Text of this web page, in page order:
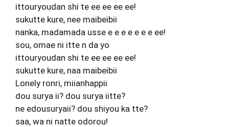
ittouryoudan shi te ee ee ee ee!
sukutte kure, nee maibeibii
nanka, madamada usse e e e e e e e ee!
sou, omae ni itte n da yo
ittouryoudan shi te ee ee ee ee!
sukutte kure, naa maibeibii
Lonely ronri, miianhappii
dou surya ii? dou surya iitte?
ne edousuryaii? dou shiyou ka tte?
saa, wa ni natte odorou!